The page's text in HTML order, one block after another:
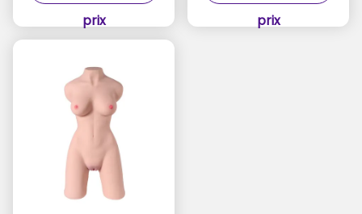
anus pour homme
prix
prix